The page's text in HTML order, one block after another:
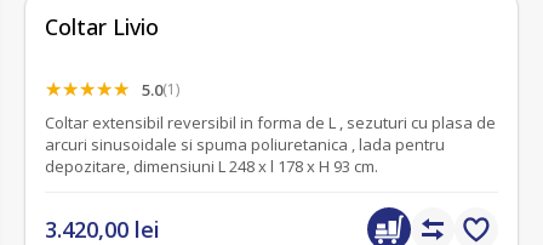
Coltar Livio
5.0(1)
Coltar extensibil reversibil in forma de L , sezuturi cu plasa de
arcuri sinusoidale si spuma poliuretanica , lada pentru
depozitare, dimensiuni L 248 x l 178 x H 93 cm.
3.420,00 lei